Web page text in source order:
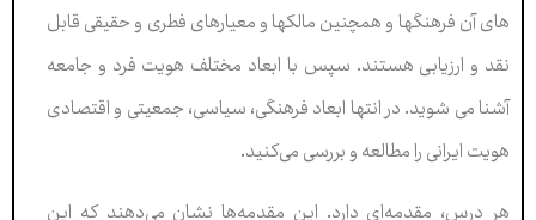
های آن فرهنگها و همچنین مالکها و معیارهای فطری و حقیقی قابل
نقد و ارزیابی هستند. سپس با ابعاد مختلف هویت فرد و جامعه
آشنا می شوید. در انتها ابعاد فرهنگی، سیاسی، جمعیتی و اقتصادی
هویت ایرانی را مطالعه و بررسی می‌کنید.
هر درس، مقدمه‌ای دارد. این مقدمه‌ها نشان می‌دهند که این